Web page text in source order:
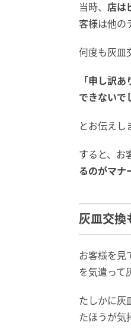
当時、 店は
客様は他の
何度も灰皿
「申し訳
できないで
とお伝えし
すると、お
るのがマナ
灰皿交換
お客様を見
を気遣って
たしかに灰
たほうが気